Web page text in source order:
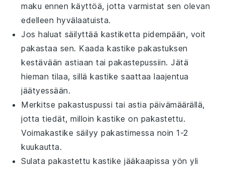
maku ennen käyttöä, jotta varmistat sen olevan
edelleen hyvälaatuista.
Jos haluat säilyttää kastiketta pidempään, voit
pakastaa sen. Kaada kastike pakastuksen
kestävään astiaan tai pakastepussiin. Jätä
hieman tilaa, sillä kastike saattaa laajentua
jäätyessään.
Merkitse pakastuspussi tai astia päivämäärällä,
jotta tiedät, milloin kastike on pakastettu.
Voimakastike säilyy pakastimessa noin 1-2
kuukautta.
Sulata pakastettu kastike jääkaapissa yön yli